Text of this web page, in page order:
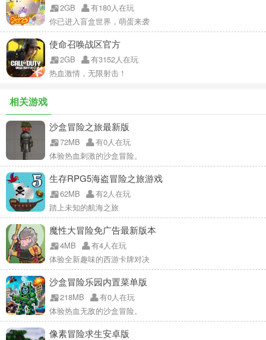
2GB
有180人在玩
你已进入盲盒世界，萌蛋来袭
使命召唤战区官方
2GB
有3152人在玩
热血激情，无限射击！
相关游戏
沙盒冒险之旅最新版
72MB
有0人在玩
体验热血刺激的沙盒冒险。
生存RPG5海盗冒险之旅游戏
62MB
有2人在玩
踏上未知的航海之旅
魔性大冒险免广告最新版本
4MB
有4人在玩
体验全新趣味的西游卡牌对决
沙盒冒险乐园内置菜单版
218MB
有0人在玩
体验热血无敌的沙盒冒险。
像素冒险求生安卓版